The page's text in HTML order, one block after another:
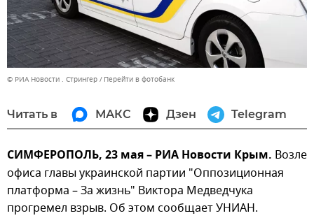
© РИА Новости . Стрингер Перейти в фотобанк
Читать в МАКС Дзен Telegram
СИМФЕРОПОЛЬ, 23 мая – РИА Новости Крым. Возле
офиса главы украинской партии "Оппозиционная
платформа – За жизнь" Виктора Медведчука
прогремел взрыв. Об этом сообщает УНИАН.